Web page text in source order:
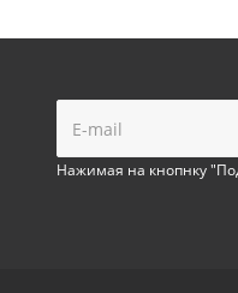
Нажимая на кнопнку